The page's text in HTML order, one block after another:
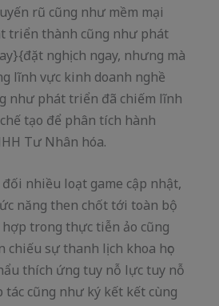
rũ cũng như mềm mại
triển thành cũng như phát
nghịch ngay, nhưng mà
lĩnh vực kinh doanh nghề
như phát triển đã chiếm lĩnh
tạo để phân tích hành
Tư Nhân hóa.
nhiều loạt game cập nhật,
năng then chốt tới toàn bộ
trong thực tiễn ảo cũng
sự thanh lịch khoa học
thích ứng tuy nỗ lực tuy nỗ
cũng như ký kết kết cùng